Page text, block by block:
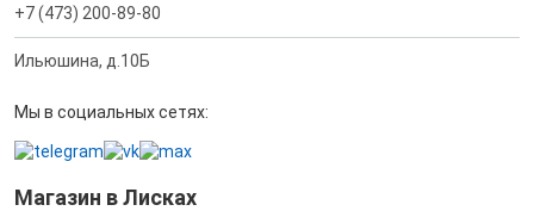
+7 (473) 200-89-80
Ильюшина, д.10Б
Мы в социальных сетях:
Магазин в Лисках